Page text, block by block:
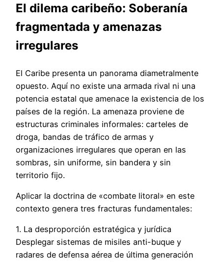
El dilema caribeño: Soberanía
fragmentada y amenazas
irregulares
El Caribe presenta un panorama diametralmente
opuesto. Aquí no existe una armada rival ni una
potencia estatal que amenace la existencia de los
países de la región. La amenaza proviene de
estructuras criminales informales: carteles de
droga, bandas de tráfico de armas y
organizaciones irregulares que operan en las
sombras, sin uniforme, sin bandera y sin
territorio fijo.
Aplicar la doctrina de «combate litoral» en este
contexto genera tres fracturas fundamentales:
1. La desproporción estratégica y jurídica
Desplegar sistemas de misiles anti-buque y
radares de defensa aérea de última generación